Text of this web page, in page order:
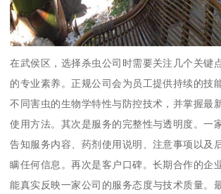
在武侯区，选择杀虫公司时需要关注几个关键
的专业素养。正规公司会为员工提供持续的技
不同害虫的生物学特性与防控技术，并掌握最
使用方法。其次是服务的完整性与透明度。一
告知服务内容、药剂使用说明、注意事项以及
瞒任何信息。再次是客户口碑。长期合作的企
能真实反映一家公司的服务态度与技术质量。